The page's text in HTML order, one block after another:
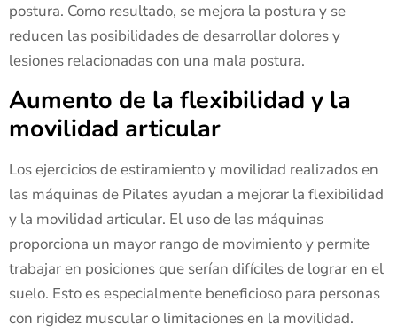
postura. Como resultado, se mejora la postura y se
reducen las posibilidades de desarrollar dolores y
lesiones relacionadas con una mala postura.
Aumento de la flexibilidad y la
movilidad articular
Los ejercicios de estiramiento y movilidad realizados en
las máquinas de Pilates ayudan a mejorar la flexibilidad
y la movilidad articular. El uso de las máquinas
proporciona un mayor rango de movimiento y permite
trabajar en posiciones que serían difíciles de lograr en el
suelo. Esto es especialmente beneficioso para personas
con rigidez muscular o limitaciones en la movilidad.